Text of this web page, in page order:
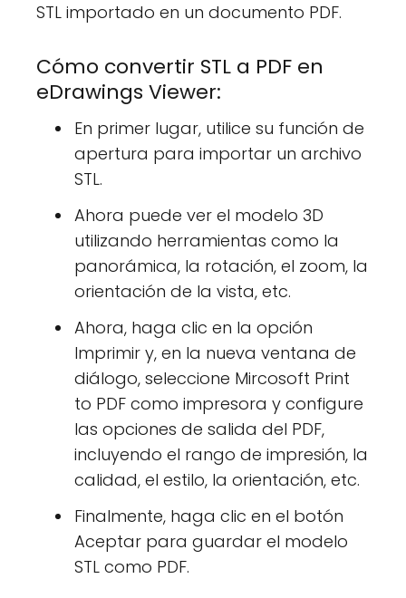
STL importado en un documento PDF.
Cómo convertir STL a PDF en
eDrawings Viewer:
En primer lugar, utilice su función de
apertura para importar un archivo
STL.
Ahora puede ver el modelo 3D
utilizando herramientas como la
panorámica, la rotación, el zoom, la
orientación de la vista, etc.
Ahora, haga clic en la opción
Imprimir y, en la nueva ventana de
diálogo, seleccione Mircosoft Print
to PDF como impresora y configure
las opciones de salida del PDF,
incluyendo el rango de impresión, la
calidad, el estilo, la orientación, etc.
Finalmente, haga clic en el botón
Aceptar para guardar el modelo
STL como PDF.